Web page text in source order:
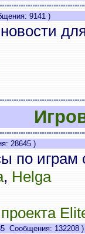
9141 )
28645 )
по играм
, Helga
Сообщения: 132208 )